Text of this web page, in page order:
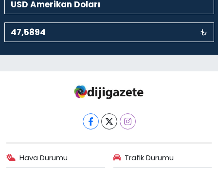
₺
Hava Durumu Trafik Durumu